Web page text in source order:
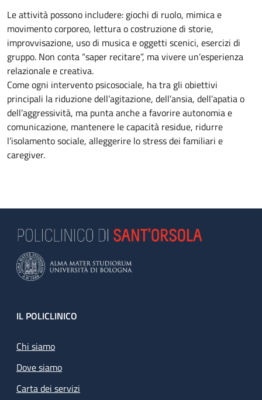
Le attività possono includere: giochi di ruolo, mimica e
movimento corporeo, lettura o costruzione di storie,
improvvisazione, uso di musica e oggetti scenici, esercizi di
gruppo. Non conta “saper recitare”, ma vivere un’esperienza
relazionale e creativa.
Come ogni intervento psicosociale, ha tra gli obiettivi
principali la riduzione dell’agitazione, dell’ansia, dell’apatia o
dell’aggressività, ma punta anche a favorire autonomia e
comunicazione, mantenere le capacità residue, ridurre
l’isolamento sociale, alleggerire lo stress dei familiari e
caregiver.
Footer
IL POLICLINICO
Chi siamo
Dove siamo
Carta dei servizi